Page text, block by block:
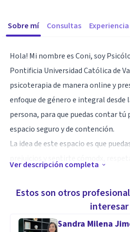
Sobre mí Consultas Experiencia
Hola! Mi nombre es Coni, soy
Pontificia Universidad Católica de
psicoterapia de manera online y
enfoque de género e integral desde
persona, para que puedas contar
espacio seguro y de contención.
La idea de este espacio es que
Instagram profesional
responderte y ayudarte en todo lo
Ofrezco un espacio terapéutico
Ver descripción completa
Estos son otros
interesar
Sandra Milena